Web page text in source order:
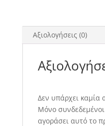
Αξιολογήσεις (0)
Δεν υπάρχει καμία
Μόνο
αγοράσει αυτό το